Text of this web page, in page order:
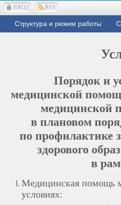
ВХОД RSS
Структура и режим работы
Порядок и
медицинской
медицинской
в плановом
по профилактике
здорового
в
Медицинская помощь
условиях: